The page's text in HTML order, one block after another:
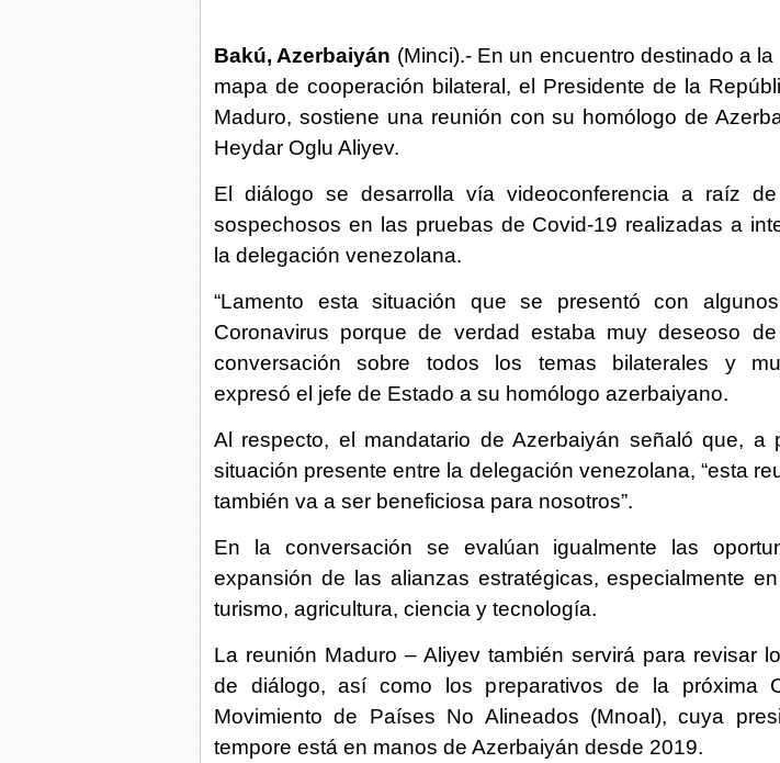
Bakú, Azerbaiyán (Minci).- En un encuentro destinado a la
mapa de cooperación bilateral, el Presidente de la
Maduro, sostiene una reunión con su homólogo de
Heydar Oglu Aliyev.
El diálogo se desarrolla vía videoconferencia a raíz de
sospechosos en las pruebas de Covid-19 realizadas a
la delegación venezolana.
“Lamento esta situación que se presentó con
Coronavirus porque de verdad estaba muy deseoso
conversación sobre todos los temas bilaterales y
expresó el jefe de Estado a su homólogo azerbaiyano.
Al respecto, el mandatario de Azerbaiyán señaló que, a
situación presente entre la delegación venezolana, “esta
también va a ser beneficiosa para nosotros”.
En la conversación se evalúan igualmente las
expansión de las alianzas estratégicas, especialmente
turismo, agricultura, ciencia y tecnología.
La reunión Maduro – Aliyev también servirá para revisar
de diálogo, así como los preparativos de la próxima
Movimiento de Países No Alineados (Mnoal), cuya
tempore está en manos de Azerbaiyán desde 2019.